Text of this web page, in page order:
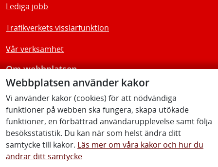
Webbplatsen använder kakor
Vi använder kakor (cookies) för att nödvändiga
funktioner på webben ska fungera, skapa utökade
funktioner, en förbättrad användarupplevelse samt följa
besöksstatistik. Du kan när som helst ändra ditt
samtycke till kakor. Läs mer om våra kakor och hur du
ändrar ditt samtycke
Lediga jobb
Trafikverkets visslarfunktion
Vår verksamhet
Om webbplatsen
Tillgänglighetsredogörelse
Följ oss
Facebook Youtube